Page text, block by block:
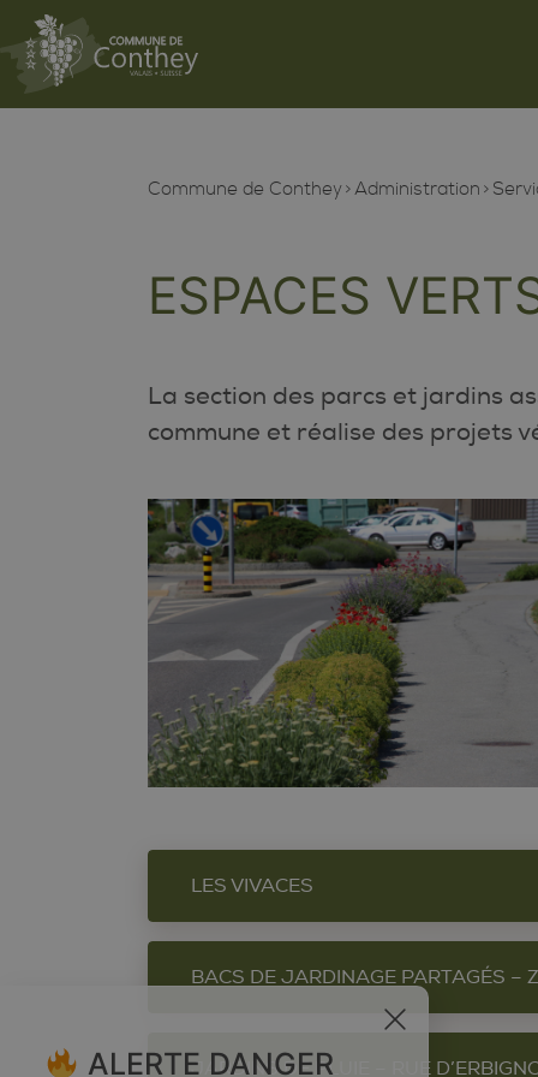
Commune de Conthey Administration
ESPACES
La section des parcs et jardins
commune et réalise des projets
LES VIVACES
Une vivace dans la ville – Las
BACS DE JARDINAGE PARTAGÉS –
JARDINS DE PLUIE – RUE
x
ALERTE DANGER